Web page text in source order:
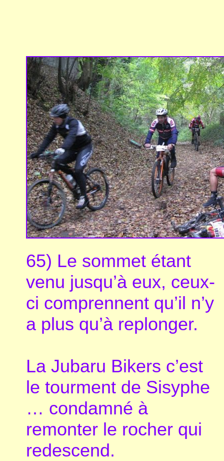
65) Le sommet étant
venu jusqu’à eux, ceux-
ci comprennent qu’il n’y
a plus qu’à replonger.
La Jubaru Bikers c’est
le tourment de Sisyphe
… condamné à
remonter le rocher qui
redescend.